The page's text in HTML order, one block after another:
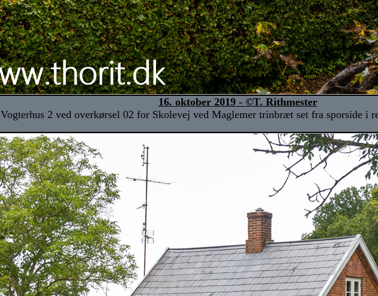
16. oktober 2019 - ©T. Rithmester
Vogterhus 2 ved overkørsel 02 for Skolevej ved Maglemer trinbræt set fra sporside i